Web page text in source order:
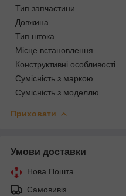
Тип запчастини
Довжина
Тип штока
Місце встановлення
Конструктивні особливості
Сумісність з маркою
Сумісність з моделлю
Приховати
Умови доставки
Нова Пошта
Самовивіз